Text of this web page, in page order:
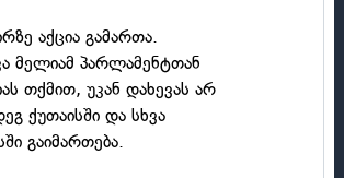
აქცია გამართა.
მელიამ პარლამენტთან
თქმით, უკან დახევას არ
ქუთაისში და სხვა
გაიმართება.